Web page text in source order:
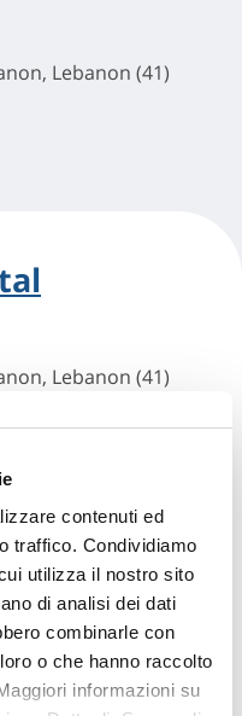
contenuti ed
traffico. Condividiamo
utilizza il nostro sito
di analisi dei dati
combinarle con
o che hanno raccolto
informazioni su
Lebanon (41)
Lebanon (41)